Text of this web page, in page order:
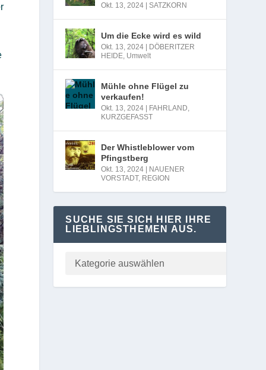
Okt. 13, 2024 |SATZKORN
Um die Ecke wird es wild
Okt. 13, 2024
DÖBERITZER
HEIDE, Umwelt
Mühle ohne Flügel zu
verkaufen!
Okt. 13, 2024 FAHRLAND,
KURZGEFASST
Der Whistleblower vom
Pfingstberg
Okt. 13, 2024
NAUENER
VORSTADT, REGION
SUCHE SIE SICH HIER IHRE
LIEBLINGSTHEMEN AUS.